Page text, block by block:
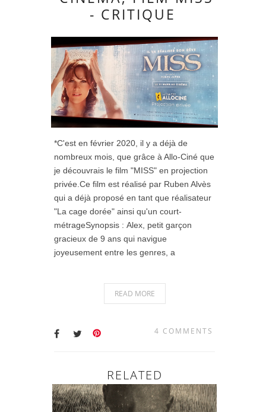
- CRITIQUE
*C'est en février 2020, il y a déjà de
nombreux mois, que grâce à Allo-Ciné que
je découvrais le film "MISS" en projection
privée.Ce film est réalisé par Ruben Alvès
qui a déjà proposé en tant que réalisateur
"La cage dorée" ainsi qu'un court-
métrageSynopsis : Alex, petit garçon
gracieux de 9 ans qui navigue
joyeusement entre les genres, a
READ MORE
4 COMMENTS
RELATED